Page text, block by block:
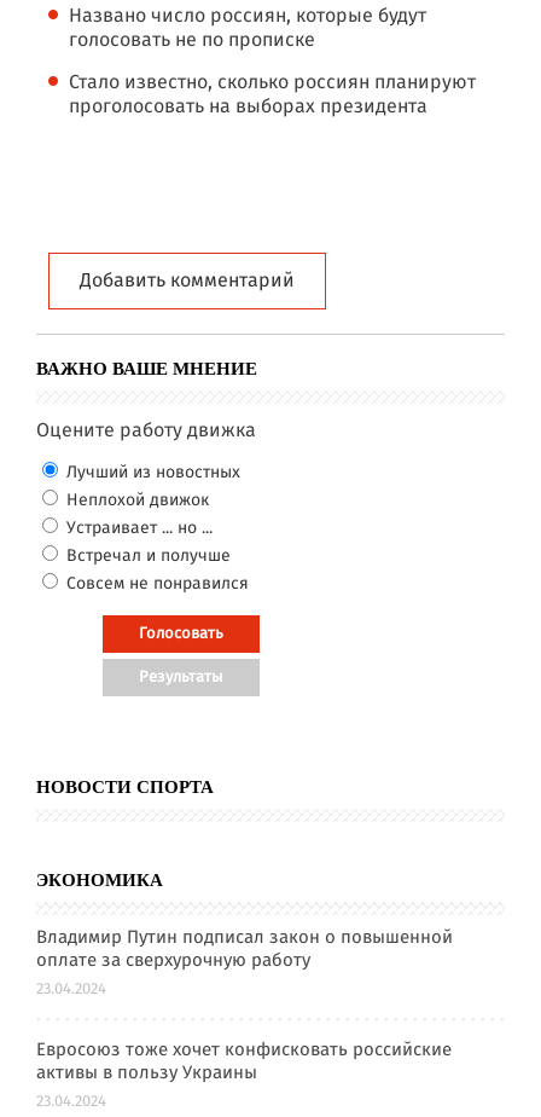
Названо число россиян, которые будут
голосовать не по прописке
Стало известно, сколько россиян планируют
проголосовать на выборах президента
Добавить комментарий
ВАЖНО ВАШЕ МНЕНИЕ
Оцените работу движка
Лучший из новостных
Неплохой движок
Устраивает ... но ...
Встречал и получше
Совсем не понравился
НОВОСТИ СПОРТА
ЭКОНОМИКА
Владимир Путин подписал закон о повышенной
оплате за сверхурочную работу
23.04.2024
Евросоюз тоже хочет конфисковать российские
активы в пользу Украины
23.04.2024